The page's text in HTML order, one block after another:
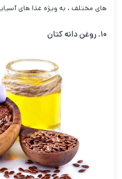
های مختلف ، به ویژه غذا های
۱۰. روغن دانه کتان